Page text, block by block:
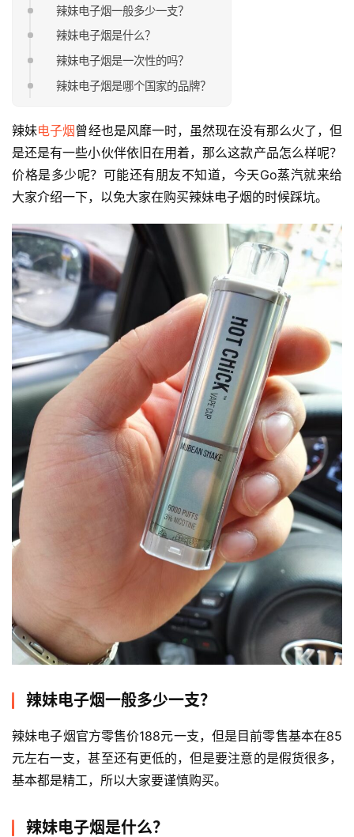
烟
资
讯
电
烟
百
科
一
辣妹电子烟一般多少一支？
辣妹电子烟是什么？
辣妹电子烟是一次性的吗？
辣妹电子烟是哪个国家的品牌？
辣妹电子烟 曾经也是风靡一时，虽然现在没有那么火了，但
是还是有一些小伙伴依旧在用着，那么这款产品怎么样呢？
价格是多少呢？可能还有朋友不知道，今天Go蒸汽就来给
大家介绍一下，以免大家在购买辣妹电子烟的时候踩坑。
辣妹电子烟一般多少一支？
辣妹电子烟官方零售价188元一支，但是目前零售基本在85
元左右一支，甚至还有更低的，但是要注意的是假货很多，
基本都是精工，所以大家要谨慎购买。
辣妹电子烟是什么？